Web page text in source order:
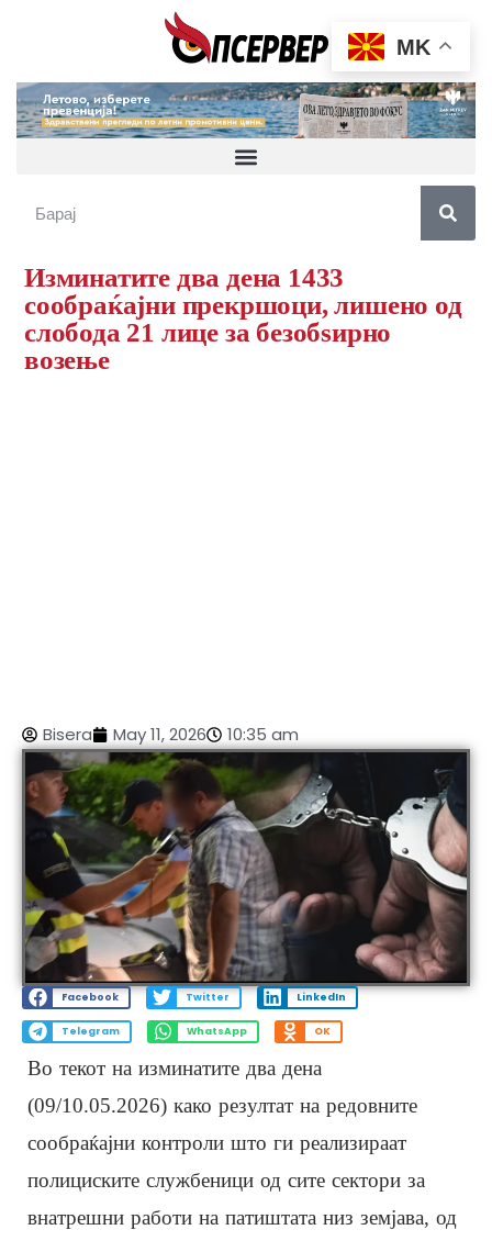
Изминатите два дена 1433
сообраќајни прекршоци, лишено од
слобода 21 лицe за безобѕирно
возење
Bisera May 11, 2026 10:35 am
Facebook Twitter LinkedIn
Telegram WhatsApp OK
Во текот на изминатите два дена
(09/10.05.2026) како резултат на редовните
сообраќајни контроли што ги реализираат
полициските службеници од сите сектори за
внатрешни работи на патиштата низ земјава, од
MK